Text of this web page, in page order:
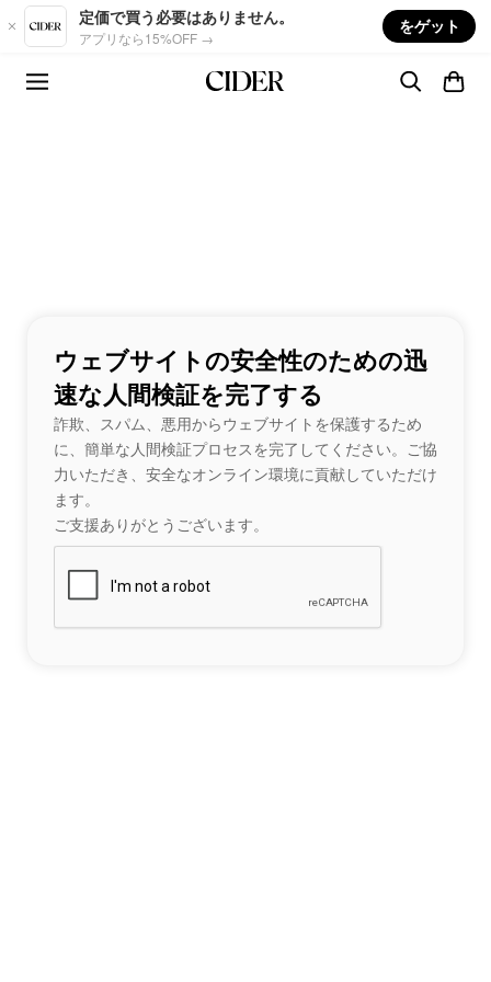
Skip to main content
定価で買う必要はありません。
アプリなら15%OFF →
をゲット
ウェブサイトの安全性のための迅
速な人間検証を完了する
詐欺、スパム、悪用からウェブサイトを保護するため
に、簡単な人間検証プロセスを完了してください。ご協
力いただき、安全なオンライン環境に貢献していただけ
ます。
ご支援ありがとうございます。